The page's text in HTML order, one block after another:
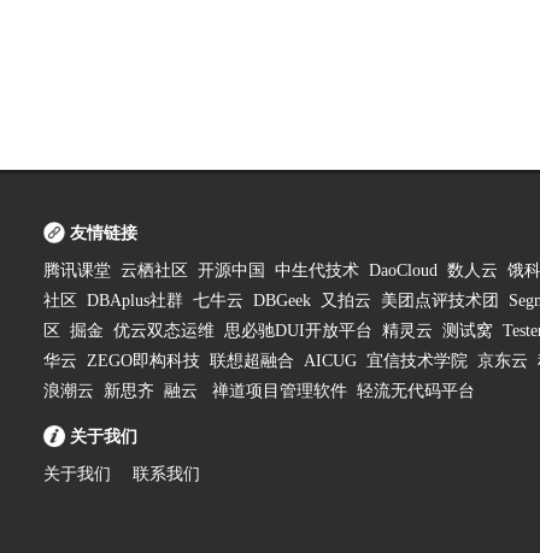
友情链接
腾讯课堂 云栖社区 开源中国 中生代技术 DaoCloud 数人云 饿
社区
DBAplus社群 七牛云 DBGeek 又拍云 美团点评技术团
区
掘金 优云双态运维 思必驰DUI开放平台 精灵云 测试窝
华云 ZEGO即构科技 联想超融合 AICUG 宜信技术学院 京东云
浪潮云
新思齐 融云 禅道项目管理软件 轻流无代码平台
关于我们
关于我们 联系我们